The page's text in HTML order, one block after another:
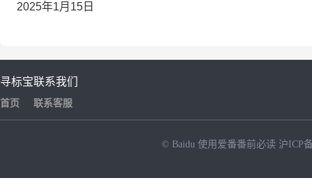
2025年1月15日
寻标宝
首页
联系我们
联系客服
© Baidu 使用爱番番前必读 沪ICP